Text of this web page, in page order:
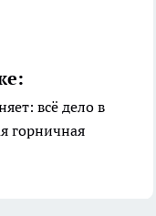
всё дело в
горничная